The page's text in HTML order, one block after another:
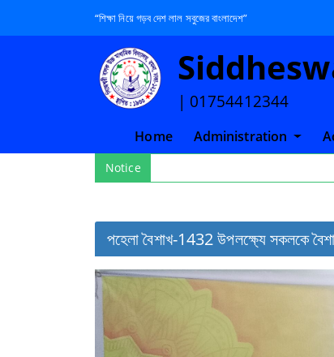
“শিক্ষা নিয়ে গড়ব দেশ লাল সবুজের বাংলাদেশ”
| 01754412344
Home(current)
Administration
Notice
পহেলা বৈশাখ-1432 উপলক্ষ্যে সকলকে